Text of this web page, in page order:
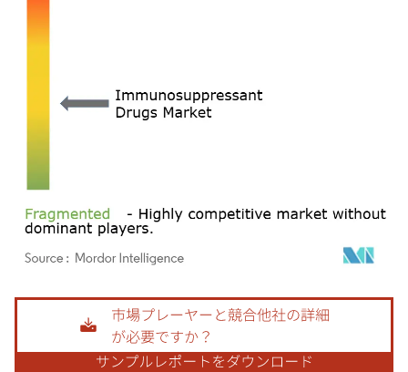
画像 © Mordor Intelligence。再利用にはCC BY 4.0の表示が必要です。